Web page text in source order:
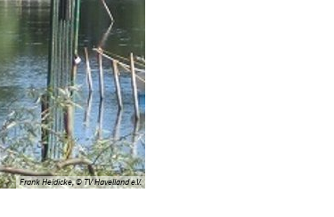
Frank Heidicke, © TV Havelland e.V.